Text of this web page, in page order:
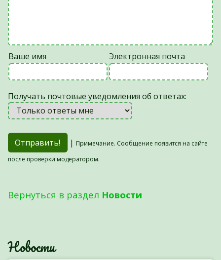
Ваше имя Электронная почта
Получать почтовые уведомления об ответах:
| Примечание. Сообщение появится на сайте
после проверки модератором.
Вернуться в раздел Новости
Новости